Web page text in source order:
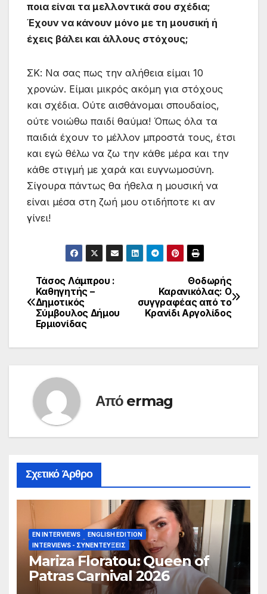
ποια είναι τα μελλοντικά σου σχέδια;
Έχουν να κάνουν μόνο με τη μουσική ή
έχεις βάλει και άλλους στόχους;
ΣΚ: Να σας πως την αλήθεια είμαι 10
χρονών. Είμαι μικρός ακόμη για στόχους
και σχέδια. Ούτε αισθάνομαι σπουδαίος,
ούτε νοιώθω παιδί θαύμα! Όπως όλα τα
παιδιά έχουν το μέλλον μπροστά τους, έτσι
και εγώ θέλω να ζω την κάθε μέρα και την
κάθε στιγμή με χαρά και ευγνωμοσύνη.
Σίγουρα πάντως θα ήθελα η μουσική να
είναι μέσα στη ζωή μου οτιδήποτε κι αν
γίνει!
Πλοήγηση
άρθρων
Θοδωρής
Καρανικόλας: Ο
συγγραφέας από το
Κρανίδι Αργολίδος
Τάσος Λάμπρου :
Καθηγητής –
Δημοτικός
Σύμβουλος Δήμου
Ερμιονίδας
Από ermag
Σχετικό Άρθρο
EN INTERVIEWS
ENGLISH EDITION
INTERVIEWS - ΣΥΝΕΝΤΕΎΞΕΙΣ
Mariza Floratou: Queen of
Patras Carnival 2026